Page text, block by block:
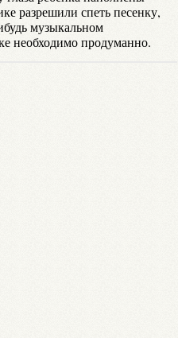
разрешили спеть песенку,
музыкальном
необходимо продуманно.